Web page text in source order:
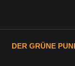
DER GRÜNE